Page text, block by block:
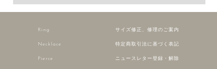
Ring
Necklace
Pierce
サイズ修正、修理のご案内
特定商取引法に基づく表記
ニュースレター登録・解除